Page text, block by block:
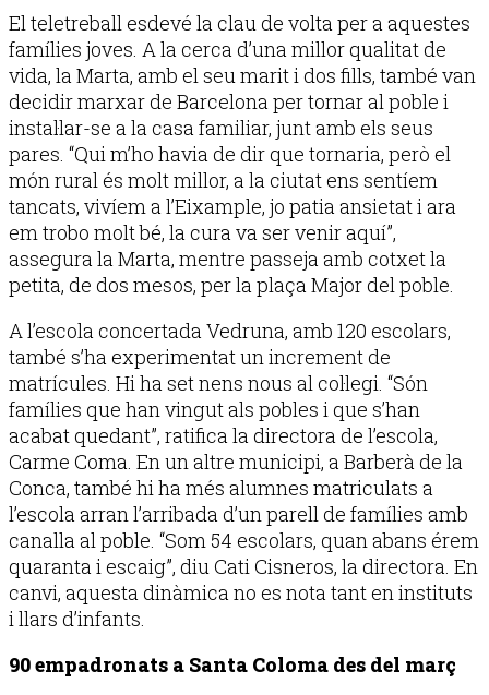
El teletreball esdevé la clau de volta per a aquestes
famílies joves. A la cerca d’una millor qualitat de
vida, la Marta, amb el seu marit i dos fills, també van
decidir marxar de Barcelona per tornar al poble i
instal·lar-se a la casa familiar, junt amb els seus
pares. “Qui m’ho havia de dir que tornaria, però el
món rural és molt millor, a la ciutat ens sentíem
tancats, vivíem a l’Eixample, jo patia ansietat i ara
em trobo molt bé, la cura va ser venir aquí”,
assegura la Marta, mentre passeja amb cotxet la
petita, de dos mesos, per la plaça Major del poble.
A l’escola concertada Vedruna, amb 120 escolars,
també s’ha experimentat un increment de
matrícules. Hi ha set nens nous al col·legi. “Són
famílies que han vingut als pobles i que s’han
acabat quedant”, ratifica la directora de l’escola,
Carme Coma. En un altre municipi, a Barberà de la
Conca, també hi ha més alumnes matriculats a
l’escola arran l’arribada d’un parell de famílies amb
canalla al poble. “Som 54 escolars, quan abans érem
quaranta i escaig”, diu Cati Cisneros, la directora. En
canvi, aquesta dinàmica no es nota tant en instituts
i llars d’infants.
90 empadronats a Santa Coloma des del març